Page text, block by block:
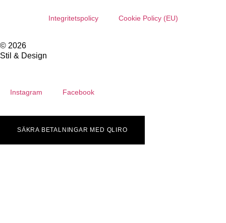
Integritetspolicy Cookie Policy (EU)
© 2026
Stil & Design
Instagram Facebook
SÄKRA BETALNINGAR MED QLIRO